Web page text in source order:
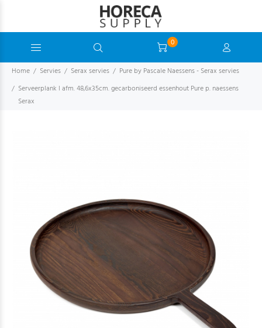
0
Home Servies Serax servies
Pure by Pascale Naessens - Serax servies
Serveerplank l afm. 48,6x35cm. gecarboniseerd essenhout Pure p. naessens
Serax